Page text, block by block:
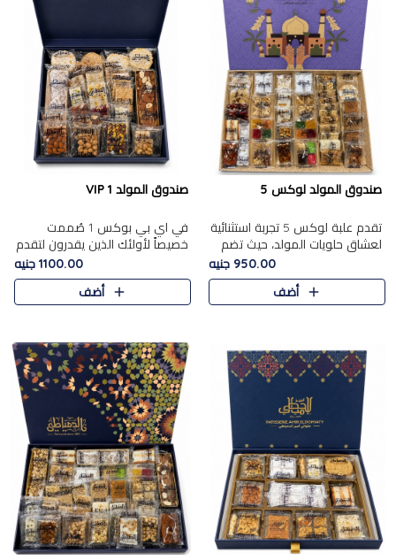
صندوق المولد لوكس 5
تقدم علبة لوكس 5 تجربة استثنائية
لعشاق حلويات المولد، حيث تضم
42 قطعة من تشكيلة فاخرة تجمع
بين أشهر الأصناف التقليدية وأصناف
مميزة مختارة بع..
950.00 جنيه
أضف
صندوق المولد VIP 1
في اي بي بوكس 1 صُممت
خصيصاً لأولئك الذين يقدرون لتقدم
تجربة استثنائية بوكس تجمع بين
أفخر حلويات المولد المصري مع
تشكيلة مختارة من الأصناف ..
1100.00 جنيه
أضف